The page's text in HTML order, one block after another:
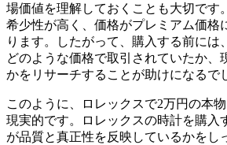
場価値を理解しておくことも大切です
希少性が高く、価格がプレミアム価格
ります。したがって、購入する前には
どのような価格で取引されていたか、
かをリサーチすることが助けになるで
このように、ロレックスで2万円の本
現実的です。ロレックスの時計を購入
が品質と真正性を反映しているかをし